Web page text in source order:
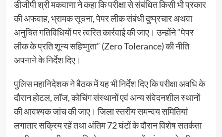
डीजीपी श्री मकवाणा ने कहा कि परीक्षा से संबंधित किसी भी प्रकार
की अफवाह, भ्रामक सूचना, पेपर लीक संबंधी दुष्प्रचार अथवा
अनुचित गतिविधियों पर त्वरित कार्रवाई की जाए। उन्होंने “पेपर
लीक के प्रति शून्य सहिष्णुता” (Zero Tolerance) की नीति
अपनाने के निर्देश दिए।
पुलिस महानिदेशक ने बैठक में यह भी निर्देश दिए कि परीक्षा अवधि के
दौरान होटल, लॉज, कोचिंग संस्थानों एवं अन्य संवेदनशील स्थानों
की आवश्यक जांच की जाए। जिला स्तरीय समन्वयसमितियां
लगातार सक्रिय रहें तथा अंतिम 72 घंटों के दौरान विशेष सतर्कता